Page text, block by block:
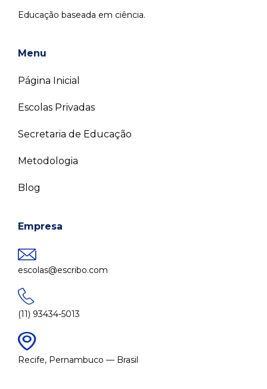
Educação baseada em ciência.
Menu
Página Inicial
Escolas Privadas
Secretaria de Educação
Metodologia
Blog
Empresa
escolas@escribo.com
(11) 93434-5013
Recife, Pernambuco — Brasil